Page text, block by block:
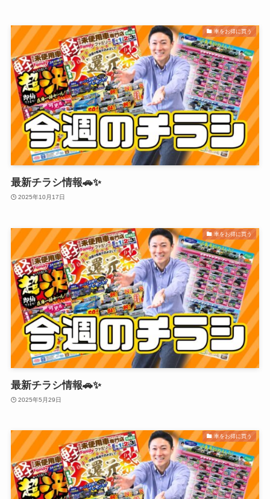
車をお得に買う
最新チラシ情報🚗✨
2025年10月17日
車をお得に買う
最新チラシ情報🚗✨
2025年5月29日
車をお得に買う